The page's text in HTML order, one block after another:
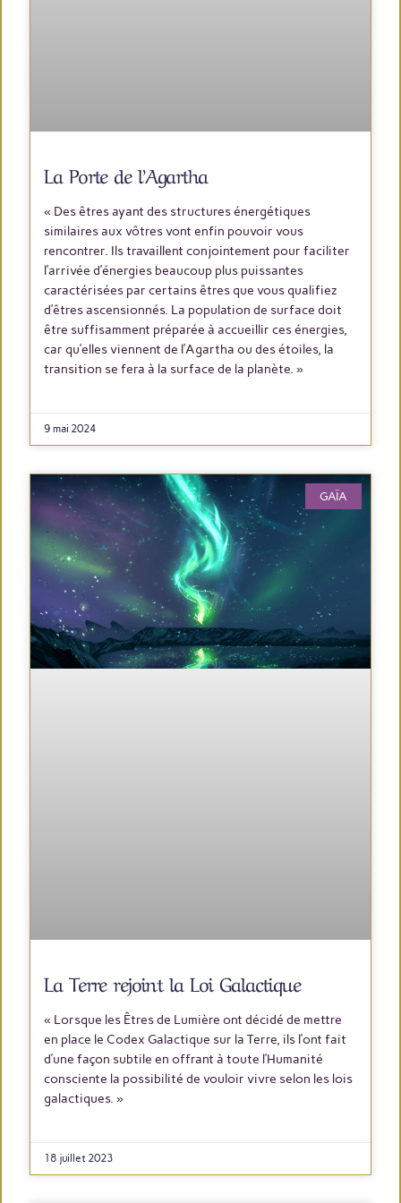
La Porte de l’Agartha
« Des êtres ayant des structures énergétiques
similaires aux vôtres vont enfin pouvoir vous
rencontrer. Ils travaillent conjointement pour faciliter
l’arrivée d’énergies beaucoup plus puissantes
caractérisées par certains êtres que vous qualifiez
d’êtres ascensionnés. La population de surface doit
être suffisamment préparée à accueillir ces énergies,
car qu’elles viennent de l’Agartha ou des étoiles, la
transition se fera à la surface de la planète. »
9 mai 2024
GAÏA
La Terre rejoint la Loi Galactique​
« Lorsque les Êtres de Lumière ont décidé de mettre
en place le Codex Galactique sur la Terre, ils l’ont fait
d’une façon subtile en offrant à toute l’Humanité
consciente la possibilité de vouloir vivre selon les lois
galactiques. »
18 juillet 2023